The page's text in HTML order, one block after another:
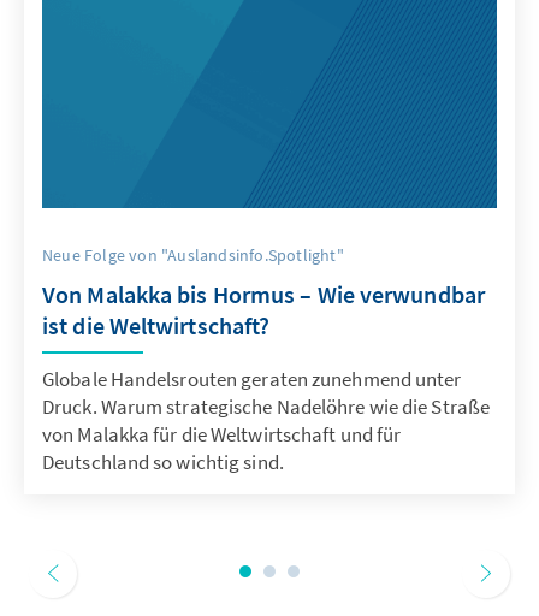
Neue Folge von "Auslandsinfo.Spotlight"
Von Malakka bis Hormus – Wie verwundbar
ist die Weltwirtschaft?
Globale Handelsrouten geraten zunehmend unter
Druck. Warum strategische Nadelöhre wie die Straße
von Malakka für die Weltwirtschaft und für
Deutschland so wichtig sind.